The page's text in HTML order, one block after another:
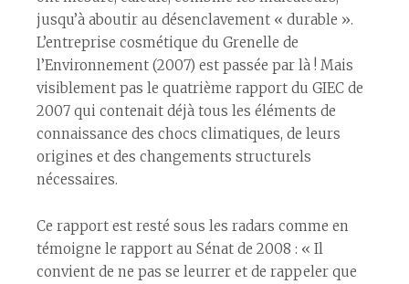
jusqu’à aboutir au désenclavement « durable ».
L’entreprise cosmétique du Grenelle de
l’Environnement (2007) est passée par là ! Mais
visiblement pas le quatrième rapport du GIEC de
2007 qui contenait déjà tous les éléments de
connaissance des chocs climatiques, de leurs
origines et des changements structurels
nécessaires.
Ce rapport est resté sous les radars comme en
témoigne le rapport au Sénat de 2008 : « Il
convient de ne pas se leurrer et de rappeler que